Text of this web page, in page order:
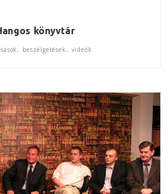
könyvtár
beszélgetések, videók